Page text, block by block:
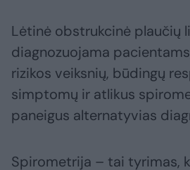
Lėtinė obstrukcinė plaučių
diagnozuojama
rizikos veiksnių, būdingų
simptomų ir atlikus
paneigus alternatyvias
Spirometrija – tai tyrimas,